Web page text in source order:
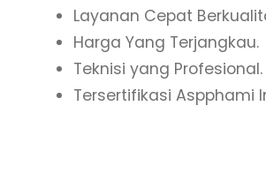
Layanan Cepat
Harga Yang Terjangkau.
Teknisi yang Profesional.
Tersertifikasi Aspphami